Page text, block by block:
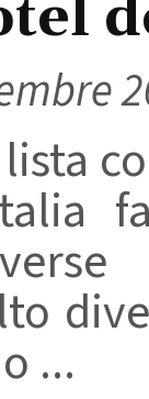
lista
...